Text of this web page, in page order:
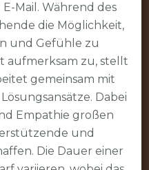
Mail. Während des
die Möglichkeit,
und Gefühle zu
aufmerksam zu, stellt
gemeinsam mit
Dabei
Empathie großen
und
Die Dauer einer